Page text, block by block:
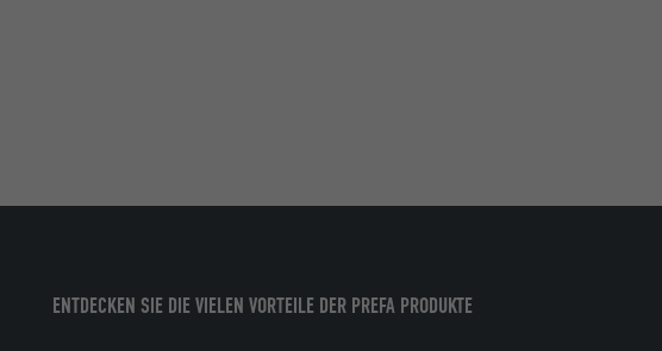
ENTDECKEN SIE DIE VIELEN VORTEILE DER PREFA PRODUKTE